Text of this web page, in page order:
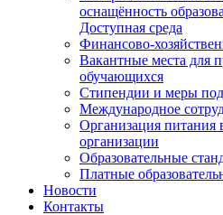
оснащённость
Доступная среда
Финансово-
Вакантные места для
обучающихся
Стипендии и меры
Международное
Организация питания
организации
Образовательные
Платные
Новости
Контакты